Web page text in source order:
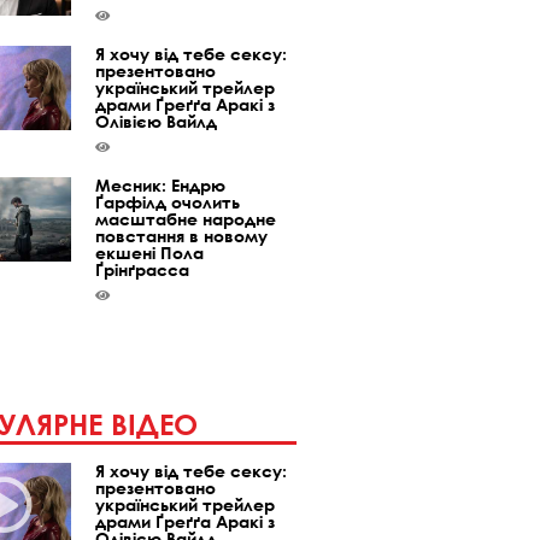
Я хочу від тебе сексу:
презентовано
український трейлер
драми Ґреґґа Аракі з
Олівією Вайлд
Месник: Ендрю
Ґарфілд очолить
масштабне народне
повстання в новому
екшені Пола
Ґрінґрасса
ВІДЕО
Я хочу від тебе сексу:
презентовано
український трейлер
драми Ґреґґа Аракі з